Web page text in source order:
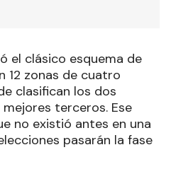
el clásico esquema de
12 zonas de cuatro
clasifican los dos
terceros. Ese
no existió antes en una
pasarán la fase